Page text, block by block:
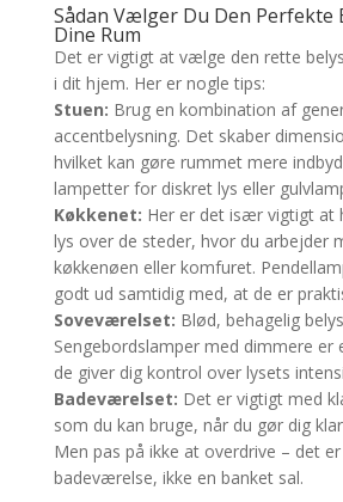
Sådan Vælger Du Den Perfekte
Dine Rum
Det er vigtigt at vælge den rette
i dit hjem. Her er nogle tips:
Stuen: Brug en kombination af
accentbelysning. Det skaber
hvilket kan gøre rummet mere
lampetter for diskret lys eller
Køkkenet: Her er det især vigtigt at
lys over de steder, hvor du arbejder
køkkenøen eller komfuret.
godt ud samtidig med, at de er
Soveværelset: Blød, behagelig
Sengebordslamper med dimmere er
de giver dig kontrol over lysets
Badeværelset: Det er vigtigt med
som du kan bruge, når du gør dig
Men pas på ikke at overdrive – det
badeværelse, ikke en banket sal.